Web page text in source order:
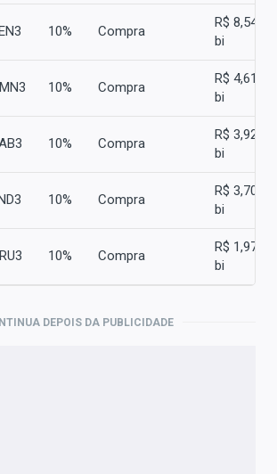
10% Compra
R$ 8,546
bi
10% Compra
R$ 4,619
bi
10% Compra
R$ 3,920
bi
10% Compra
R$ 3,709
bi
10% Compra
R$ 1,978
bi
DEPOIS DA PUBLICIDADE